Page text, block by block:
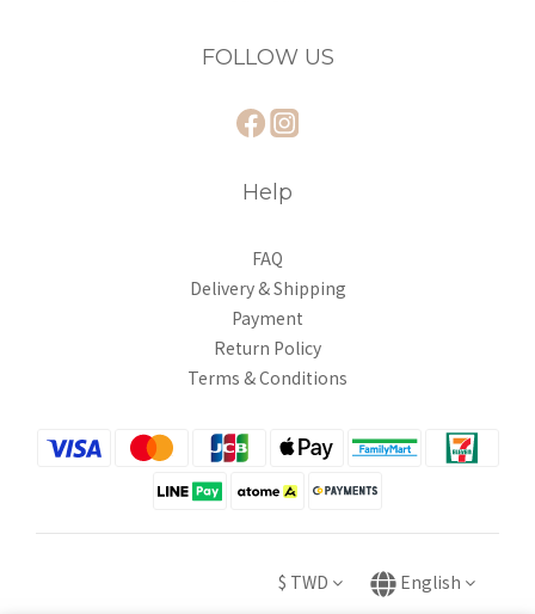
FOLLOW US
Help
FAQ
Delivery & Shipping
Payment
Return Policy
Terms & Conditions
$ TWD English